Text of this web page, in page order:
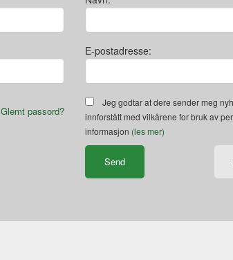
Glemt passord?
E-postadresse:
Jeg godtar at dere sender meg
innforstått med vilkårene for bruk av
informasjon (les mer)